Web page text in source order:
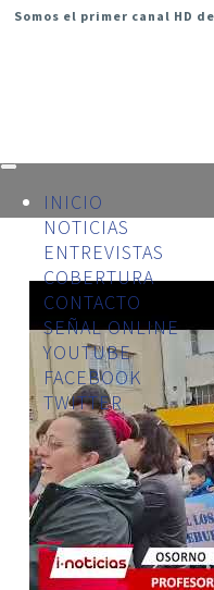
Somos el primer canal HD
INICIO
NOTICIAS
ENTREVISTAS
COBERTURA
CONTACTO
SEÑAL ONLINE
YOUTUBE
FACEBOOK
TWITTER